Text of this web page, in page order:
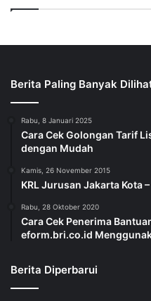
Berita Paling Banyak
Rabu, 8 Januari 2025
Cara Cek Golongan Tarif
dengan Mudah
Kamis, 26 November 2015
KRL Jurusan Jakarta Kota
Rabu, 28 Oktober 2020
Cara Cek Penerima
eform.bri.co.id
Berita Diperbarui